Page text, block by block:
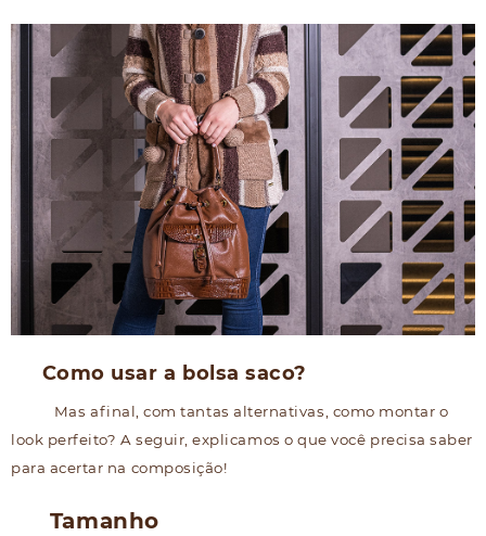
Como usar a bolsa saco?
Mas afinal, com tantas alternativas, como montar o
look perfeito? A seguir, explicamos o que você precisa saber
para acertar na composição!
Tamanho